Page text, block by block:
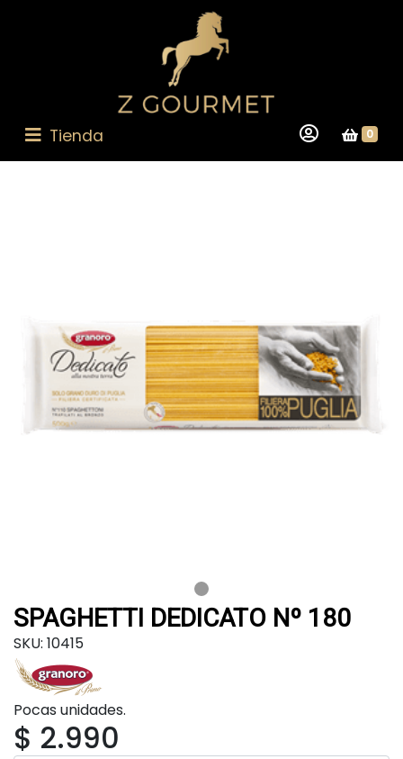
Tienda 0
SPAGHETTI DEDICATO Nº 180
SKU: 10415
Pocas unidades.
$ 2.990